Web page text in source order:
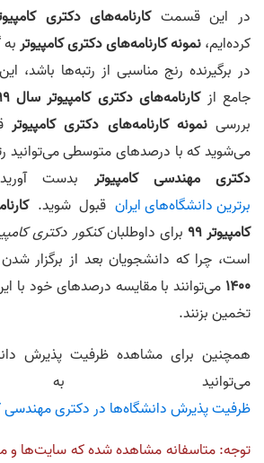
در این قسمتکارنامه‌های دکتری
کرده‌ایم،نمونه کارنامه‌های دکتری کامپیوتر
در برگیرنده رنج مناسبی از رتبه‌ها
جامع ازکارنامه‌های دکتری کامپیوتر سال 99
بررسینمونه کارنامه‌های دکتری کامپیوتر
می‌شوید که با درصدهای متوسطی می‌توانید
دکتری مهندسی کامپیوتر بدست
برترین دانشگاه‌های ایران قبول شوید.
کامپیوتر 99
برای داوطلبانکنکور دکتری کامپیوتر
است، چرا که دانشجویان بعد از برگزار
1400 می‌توانند با مقایسه درصدهای خود با
تخمین بزنند.
همچنین برای مشاهده ظرفیت پذیرش
می‌توانید
ظرفیت پذیرش دانشگاه‌ها در دکتری مهندسی
توجه: متاسفانه مشاهده شده که سایت‌ها و